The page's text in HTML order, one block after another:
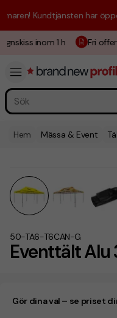
Kundtjänsten har öppet
inom 1 h Fri offert
Hem Mässa & Event
Eventtält Alu
50-TA6-T6CAN-G
Gör dina val – se priset